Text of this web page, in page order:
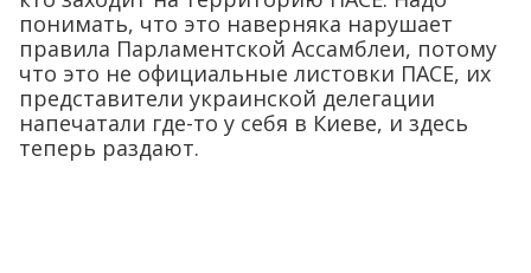
понимать, что это наверняка нарушает
правила Парламентской Ассамблеи, потому
что это не официальные листовки ПАСЕ, их
представители украинской делегации
напечатали где-то у себя в Киеве, и здесь
теперь раздают.